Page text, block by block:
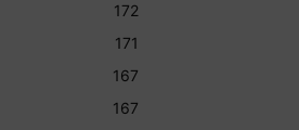
172
171
167
167